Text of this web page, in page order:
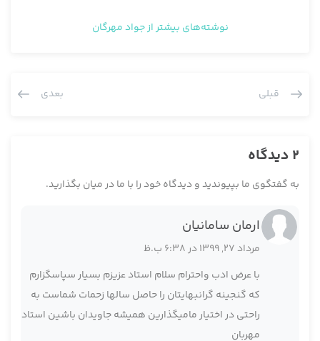
نوشته‌های بیشتر از جواد مهرگان
قبلی بعدی
2 دیدگاه
به گفتگوی ما بپیوندید و دیدگاه خود را با ما در میان بگذارید.
ارمان سامانیان
مرداد 27, 1399 در 6:38 ب.ظ
با عرض ادب واحترام سلام استاد عزیزم بسیار سپاسگزارم
که گنجینه گرانبهایتان را حاصل سالها زحمات شماست به
راحتی در اختیار مامیگذارین همیشه جاویدان باشین استاد
مهربان